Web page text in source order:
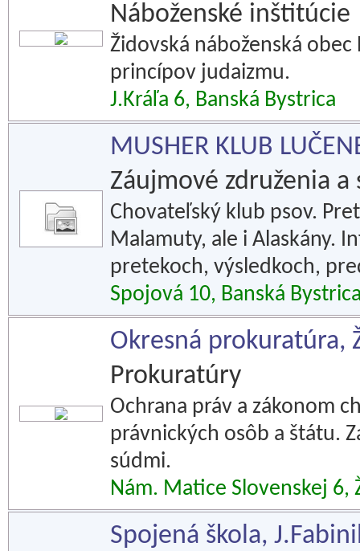
Náboženské inštitúcie
Židovská náboženská
princípov judaizmu.
J.Kráľa 6, Banská Bystrica
MUSHER KLUB
Záujmové združenia a
Chovateľský klub psov.
Malamuty, ale i Alaskány.
pretekoch, výsledkoch,
Spojová 10, Banská
Okresná prokuratúra,
Prokuratúry
Ochrana práv a zákonom
právnických osôb a štátu.
súdmi.
Nám. Matice Slovenskej 6,
Spojená škola,